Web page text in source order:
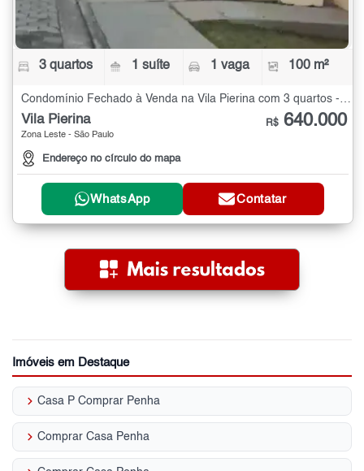
3 quartos 1 suíte 1 vaga 100 m²
Vila Pierina
Zona Leste - São Paulo
Endereço no círculo do mapa
R$ 640.000
WhatsApp Contatar
Imóveis em Destaque
keyboard_arrow_right Casa P Comprar Penha
keyboard_arrow_right Comprar Casa Penha